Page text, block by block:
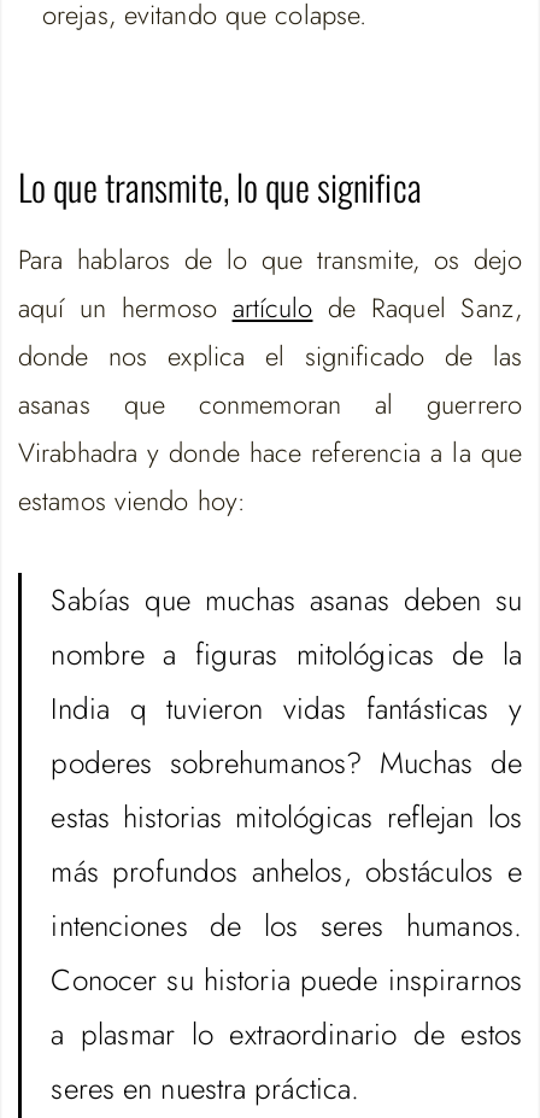
orejas, evitando que colapse.
Lo que transmite, lo que significa
Para hablaros de lo que transmite, os dejo
aquí un hermoso artículo de Raquel Sanz,
donde nos explica el significado de las
asanas que conmemoran al guerrero
Virabhadra y donde hace referencia a la que
estamos viendo hoy:
Sabías que muchas asanas deben su
nombre a figuras mitológicas de la
India q tuvieron vidas fantásticas y
poderes sobrehumanos? Muchas de
estas historias mitológicas reflejan los
más profundos anhelos, obstáculos e
intenciones de los seres humanos.
Conocer su historia puede inspirarnos
a plasmar lo extraordinario de estos
seres en nuestra práctica.